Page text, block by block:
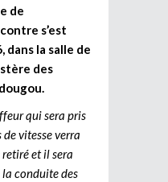
de
s’est
dans la salle de
des
qui sera pris
de vitesse verra
et il sera
conduite des